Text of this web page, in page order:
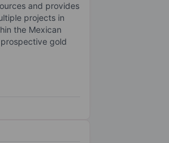
and provides
projects in
the Mexican
gold